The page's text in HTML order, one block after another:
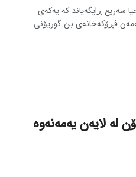
سەریع ڕایگەیاند کە یەکەی
فڕۆکەخانەی بن گوریۆنی
لە لایەن یەمەنەوە